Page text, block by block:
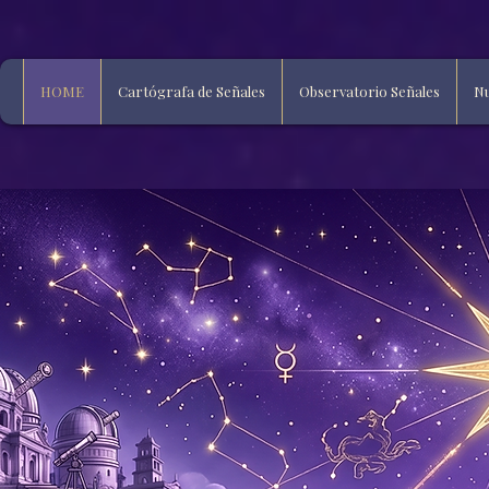
HOME Cartógrafa de Señales Observatorio Señales